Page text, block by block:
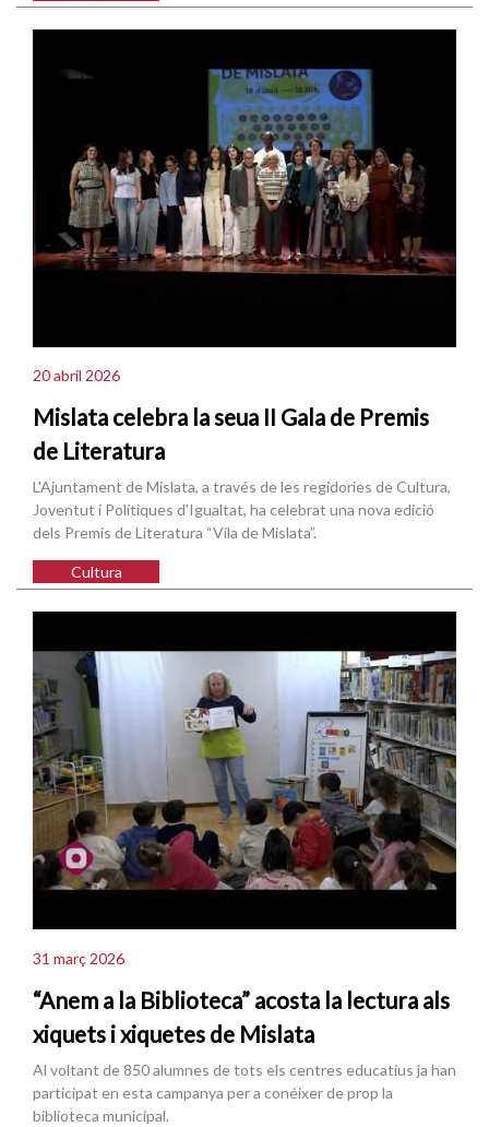
20 abril 2026
Mislata celebra la seua II Gala de Premis
de Literatura
L'Ajuntament de Mislata, a través de les regidories de Cultura,
Joventut i Polítiques d'Igualtat, ha celebrat una nova edició
dels Premis de Literatura “Vila de Mislata”.
Cultura
31 març 2026
“Anem a la Biblioteca” acosta la lectura als
xiquets i xiquetes de Mislata
Al voltant de 850 alumnes de tots els centres educatius ja han
participat en esta campanya per a conéixer de prop la
biblioteca municipal.